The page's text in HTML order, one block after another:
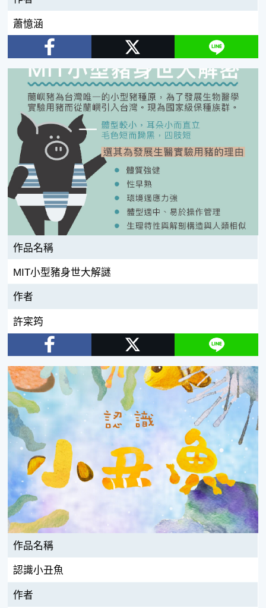
Facebook
蕭憶涵
Facebook
作品名稱
MIT小型豬身世大解謎
作者
許寀筠
作品名稱
認識小丑魚
作者